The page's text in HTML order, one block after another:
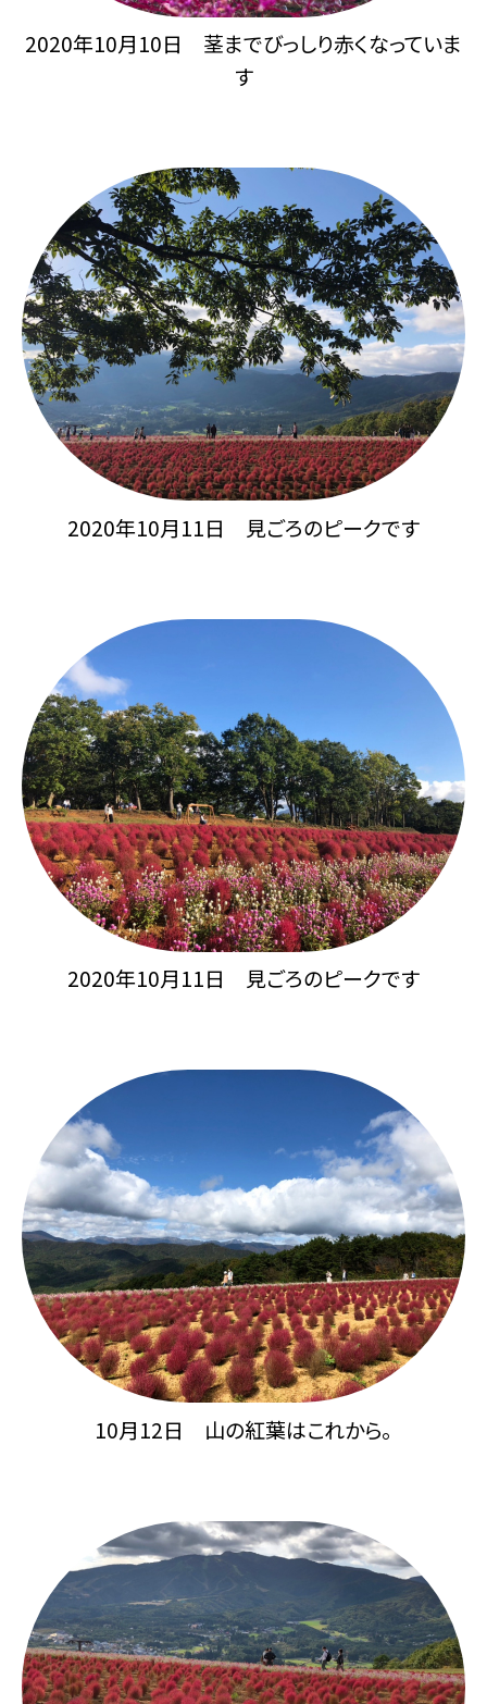
2020年10月10日 茎までびっしり赤くなっていま
す
2020年10月11日 見ごろのピークです
2020年10月11日 見ごろのピークです
10月12日 山の紅葉はこれから。